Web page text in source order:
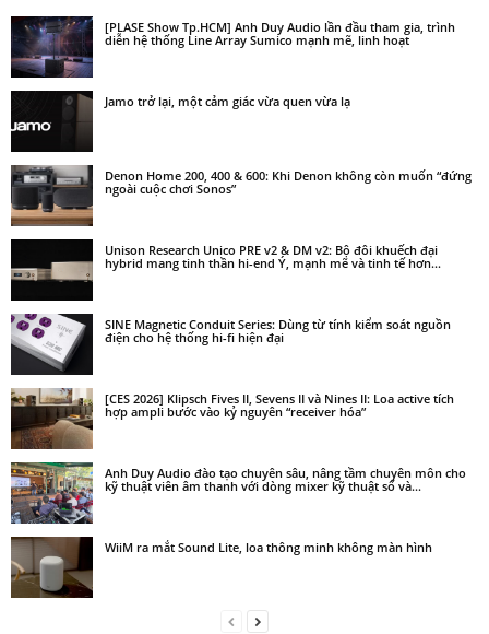
[PLASE Show Tp.HCM] Anh Duy Audio lần đầu tham gia, trình
diễn hệ thống Line Array Sumico mạnh mẽ, linh hoạt
Jamo trở lại, một cảm giác vừa quen vừa lạ
Denon Home 200, 400 & 600: Khi Denon không còn muốn “đứng
ngoài cuộc chơi Sonos”
Unison Research Unico PRE v2 & DM v2: Bộ đôi khuếch đại
hybrid mang tinh thần hi-end Ý, mạnh mẽ và tinh tế hơn...
SINE Magnetic Conduit Series: Dùng từ tính kiểm soát nguồn
điện cho hệ thống hi-fi hiện đại
[CES 2026] Klipsch Fives II, Sevens II và Nines II: Loa active tích
hợp ampli bước vào kỷ nguyên “receiver hóa”
Anh Duy Audio đào tạo chuyên sâu, nâng tầm chuyên môn cho
kỹ thuật viên âm thanh với dòng mixer kỹ thuật số và...
WiiM ra mắt Sound Lite, loa thông minh không màn hình